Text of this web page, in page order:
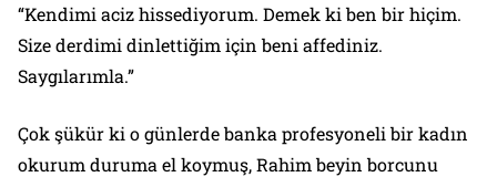
“Kendimi aciz hissediyorum. Demek ki ben bir hiçim.
Size derdimi dinlettiğim için beni affediniz.
Saygılarımla.”
Çok şükür ki o günlerde banka profesyoneli bir kadın
okurum duruma el koymuş, Rahim beyin borcunu